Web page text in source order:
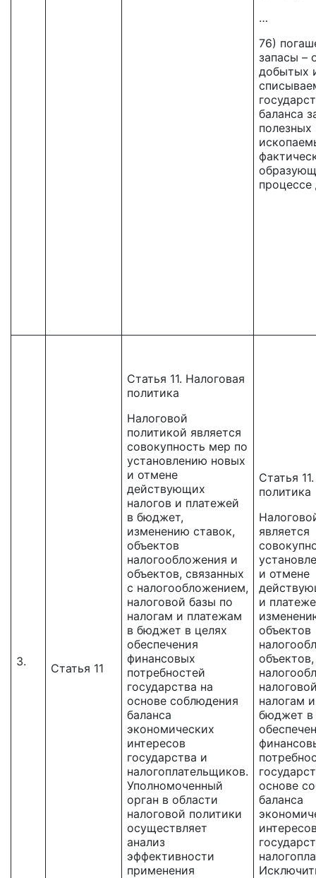
…
76)
запасы –
добытых
баланса
полезных
3. Статья 11
Статья 11. Налоговая
политика
Налоговой
политикой является
совокупность мер по
установлению новых
и отмене
действующих
налогов и платежей
в бюджет,
изменению ставок,
объектов
налогообложения и
объектов, связанных
с налогообложением,
налоговой базы по
налогам и платежам
в бюджет в целях
обеспечения
финансовых
потребностей
государства на
основе соблюдения
баланса
экономических
интересов
государства и
налогоплательщиков.
Уполномоченный
орган в области
налоговой политики
осуществляет
анализ
эффективности
применения
Статья
политика
является
и отмене
и
объектов
налогам
бюджет в
основе
баланса